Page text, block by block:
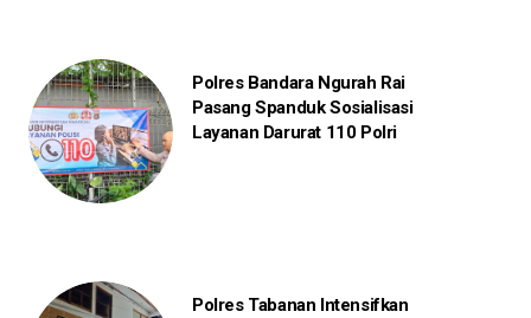
Polres Bandara Ngurah Rai
Pasang Spanduk Sosialisasi
Layanan Darurat 110 Polri
Polres Tabanan Intensifkan